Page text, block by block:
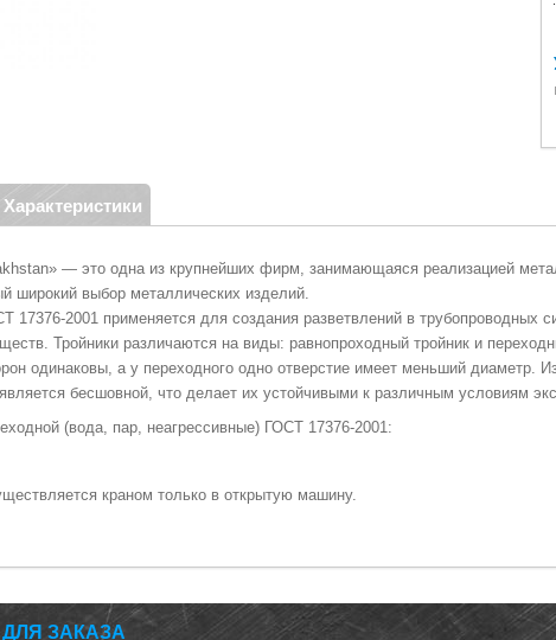
Характеристики
— это одна из крупнейших фирм, занимающаяся реализацией
широкий выбор металлических изделий.
17376-2001 применяется для создания разветвлений в трубопроводных
Тройники различаются на виды: равнопроходный тройник и
одинаковы, а у переходного одно отверстие имеет меньший диаметр.
бесшовной, что делает их устойчивыми к различным условиям
(вода, пар, неагрессивные) ГОСТ 17376-2001:
краном только в открытую машину.
ЗАКАЗА